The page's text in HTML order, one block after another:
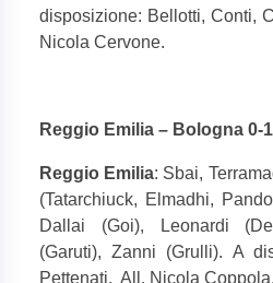
disposizione: Bellotti, Conti,
Nicola Cervone.
Reggio Emilia – Bologna 0-1
Reggio Emilia: Sbai,
(Tatarchiuck, Elmadhi,
Dallai (Goi), Leonardi
(Garuti), Zanni (Grulli). A
Pettenati, All. Nicola Coppola.